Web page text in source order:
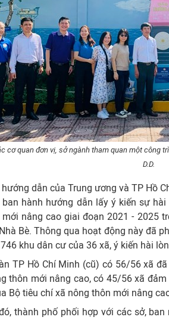
cơ quan đơn vị, sở ngành tham quan một công
D.D.
hướng dẫn của Trung ương và TP Hồ
hành hướng dẫn lấy ý kiến sự
nâng cao giai đoạn 2021 - 2025
Bè. Thông qua hoạt động này đã
khu dân cư của 36 xã, ý kiến hài
TP Hồ Chí Minh (cũ) có 56/56 xã
thôn mới nâng cao, có 45/56 xã
Bộ tiêu chí xã nông thôn mới nâng
thành phố phối hợp với các sở,